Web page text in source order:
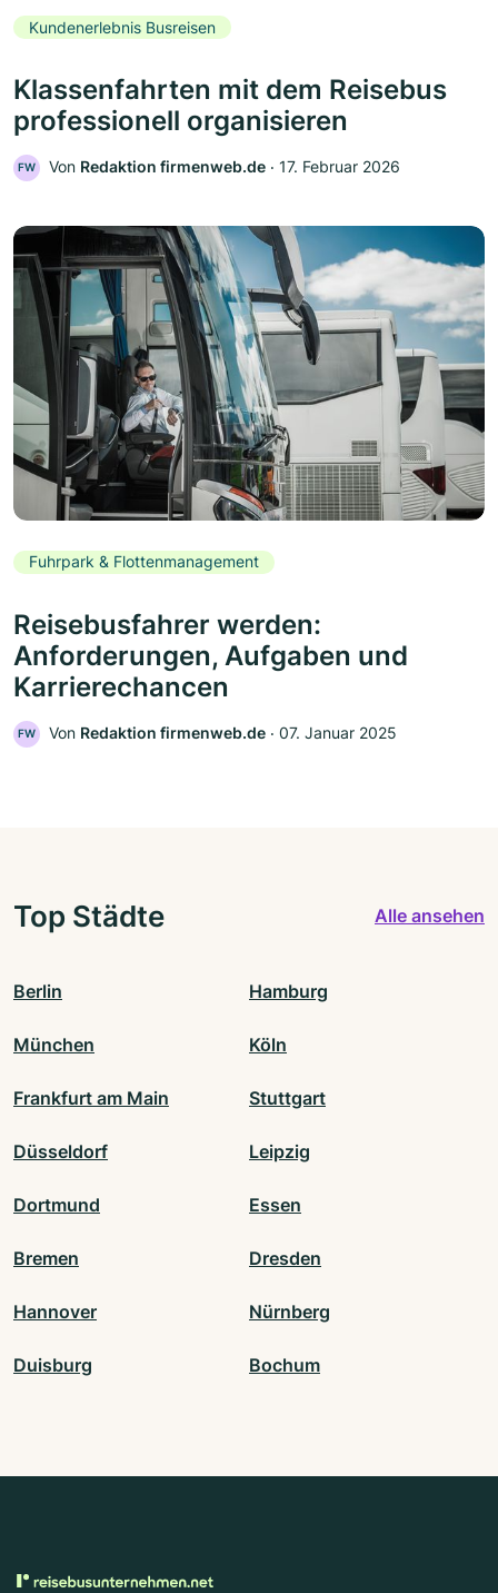
Kundenerlebnis Busreisen
Klassenfahrten mit dem Reisebus
professionell organisieren
FW Von Redaktion firmenweb.de ‧ 17. Februar 2026
Fuhrpark & Flottenmanagement
Reisebusfahrer werden:
Anforderungen, Aufgaben und
Karrierechancen
FW Von Redaktion firmenweb.de ‧ 07. Januar 2025
Top Städte Alle ansehen
Berlin Hamburg
München Köln
Frankfurt am Main Stuttgart
Düsseldorf Leipzig
Dortmund Essen
Bremen Dresden
Hannover Nürnberg
Duisburg Bochum